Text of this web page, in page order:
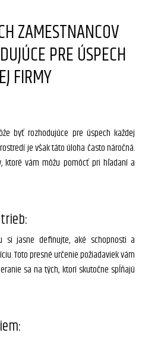
ZAMESTNANCOV
PRE ÚSPECH
FIRMY
byť rozhodujúce pre úspech každej
je však táto úloha často náročná.
ktoré vám môžu pomôcť pri hľadaní a
si jasne definujte, aké schopnosti a
Toto presné určenie požiadaviek vám
sa na tých, ktorí skutočne spĺňajú